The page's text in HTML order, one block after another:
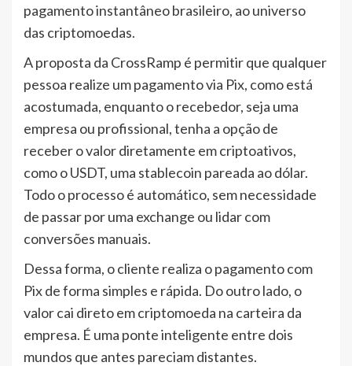
pagamento instantâneo brasileiro, ao universo
das criptomoedas.
A proposta da CrossRamp é permitir que qualquer
pessoa realize um pagamento via Pix, como está
acostumada, enquanto o recebedor, seja uma
empresa ou profissional, tenha a opção de
receber o valor diretamente em criptoativos,
como o USDT, uma stablecoin pareada ao dólar.
Todo o processo é automático, sem necessidade
de passar por uma exchange ou lidar com
conversões manuais.
Dessa forma, o cliente realiza o pagamento com
Pix de forma simples e rápida. Do outro lado, o
valor cai direto em criptomoeda na carteira da
empresa. É uma ponte inteligente entre dois
mundos que antes pareciam distantes.